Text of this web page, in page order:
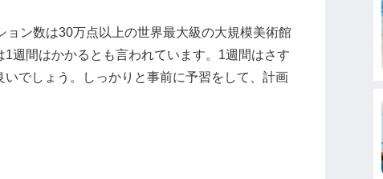
ン数は30万点以上の世界最大級の大規模美術館
週間はかかるとも言われています。1週間はさす
でしょう。しっかりと事前に予習をして、計画